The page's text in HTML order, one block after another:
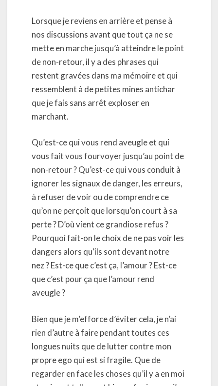
Lorsque je reviens en arrière et pense à
nos discussions avant que tout ça ne se
mette en marche jusqu’à atteindre le point
de non-retour, il y a des phrases qui
restent gravées dans ma mémoire et qui
ressemblent à de petites mines antichar
que je fais sans arrêt exploser en
marchant.
Qu’est-ce qui vous rend aveugle et qui
vous fait vous fourvoyer jusqu’au point de
non-retour ? Qu’est-ce qui vous conduit à
ignorer les signaux de danger, les erreurs,
à refuser de voir ou de comprendre ce
qu’on ne perçoit que lorsqu’on court à sa
perte ? D’où vient ce grandiose refus ?
Pourquoi fait-on le choix de ne pas voir les
dangers alors qu’ils sont devant notre
nez ? Est-ce que c’est ça, l’amour ? Est-ce
que c’est pour ça que l’amour rend
aveugle ?
Bien que je m’efforce d’éviter cela, je n’ai
rien d’autre à faire pendant toutes ces
longues nuits que de lutter contre mon
propre ego qui est si fragile. Que de
regarder en face les choses qu’il y a en moi